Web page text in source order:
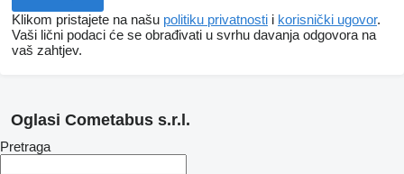
Klikom pristajete na našu politiku privatnosti i korisnički ugovor.
Vaši lični podaci će se obrađivati ​​u svrhu davanja odgovora na
vaš zahtjev.
Oglasi Cometabus s.r.l.
Pretraga